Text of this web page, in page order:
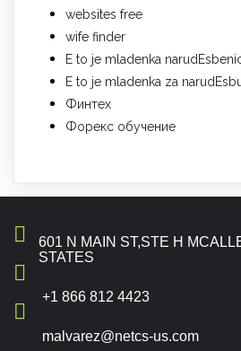
websites free
wife finder
Е to je mladenka
Е to je mladenka za
Финтех
Форекс обучение
601 N MAIN ST,STE H
STATES
+1 866 812 4423
malvarez@netcs-us.com